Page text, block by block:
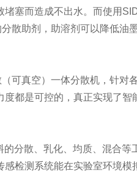
塞而造成不出水。而使用
散助剂，助溶剂可以降低油
可真空）一体分散机，针对
都是可控的，真正实现了智
分散、乳化、均质、混合等
检测系统能在实验室环境模